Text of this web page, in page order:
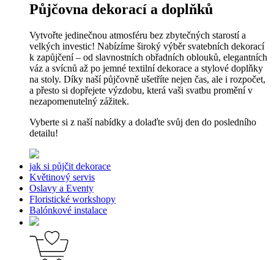
Půjčovna dekorací a doplňků
Vytvořte jedinečnou atmosféru bez zbytečných starostí a
velkých investic! Nabízíme široký výběr svatebních dekorací
k zapůjčení – od slavnostních obřadních oblouků, elegantních
váz a svícnů až po jemné textilní dekorace a stylové doplňky
na stoly. Díky naší půjčovně ušetříte nejen čas, ale i rozpočet,
a přesto si dopřejete výzdobu, která vaši svatbu promění v
nezapomenutelný zážitek.
Vyberte si z naší nabídky a dolaďte svůj den do posledního
detailu!
jak si půjčit dekorace
Květinový servis
Oslavy a Eventy
Floristické workshopy
Balónkové instalace